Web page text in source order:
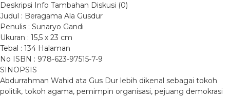
Deskripsi Info Tambahan Diskusi (0)
Judul : Beragama Ala Gusdur
Penulis : Sunaryo Gandi
Ukuran : 15,5 x 23 cm
Tebal : 134 Halaman
No ISBN : 978-623-97515-7-9
SINOPSIS
Abdurrahman Wahid ata Gus Dur lebih dikenal sebagai tokoh
politik, tokoh agama, pemimpin organisasi, pejuang demokrasi